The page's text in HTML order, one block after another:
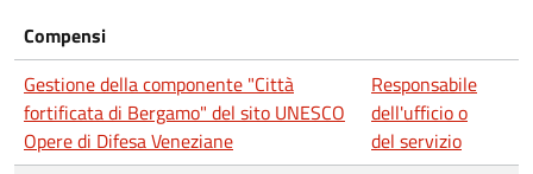
Compensi
Gestione della componente "Città
fortificata di Bergamo" del sito UNESCO
Opere di Difesa Veneziane
Responsabile
dell'ufficio o
del servizio